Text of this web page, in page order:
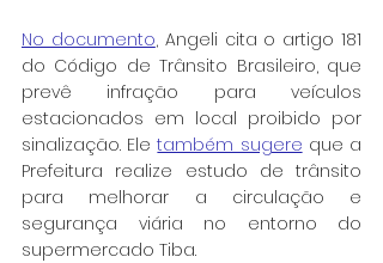
No documento, Angeli cita o artigo 181
do Código de Trânsito Brasileiro, que
prevê infração para veículos
estacionados em local proibido por
sinalização. Ele também sugere que a
Prefeitura realize estudo de trânsito
para melhorar a circulação e
segurança viária no entorno do
supermercado Tiba.